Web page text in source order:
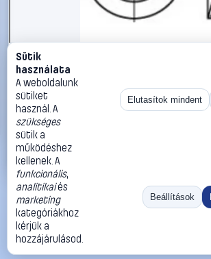
#1785859
Csavar alátét 5,3 mm DIN 432
db TOOLCRAFT TO-5357577
TOOLCRAFT
4 290 Ft
Kosárba
«
Ugrás:
Méret:
Rendezés:
©2026
ThermoScope
ÁSZF
Cégbemutató
Sütik
használata
A weboldalunk
sütiket
használ. A
szükséges
sütik a
működéshez
kellenek. A
funkcionális,
analitikaiés
marketing
kategóriákhoz
kérjük a
hozzájárulásod.
Elutasítok mindent
Beállítások